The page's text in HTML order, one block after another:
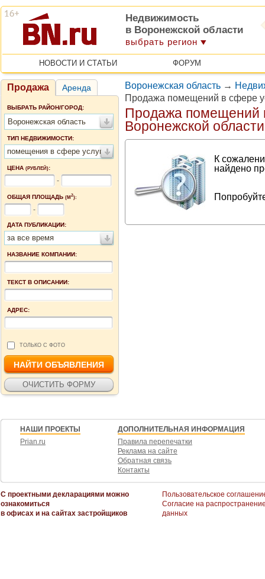
Недвижимость
в Воронежской области
выбрать регион
НОВОСТИ И СТАТЬИ ФОРУМ
Продажа Аренда
ВЫБРАТЬ РАЙОН/ГОРОД:
Воронежская область
ТИП НЕДВИЖИМОСТИ:
помещения в сфере услуг
ЦЕНА (РУБЛЕЙ):
-
ОБЩАЯ ПЛОЩАДЬ (М2):
-
ДАТА ПУБЛИКАЦИИ:
за все время
НАЗВАНИЕ КОМПАНИИ:
ТЕКСТ В ОПИСАНИИ:
АДРЕС:
ТОЛЬКО С ФОТО
Воронежская область →
Продажа помещений в сфере
Продажа помещений
Воронежской области
К
найдено
НАШИ ПРОЕКТЫ
Prian.ru
ДОПОЛНИТЕЛЬНАЯ ИНФОРМАЦИЯ
Правила перепечатки
Реклама на сайте
Обратная связь
Контакты
С проектными декларациями можно
ознакомиться
в офисах и на сайтах застройщиков
Пользовательское
Согласие на
данных